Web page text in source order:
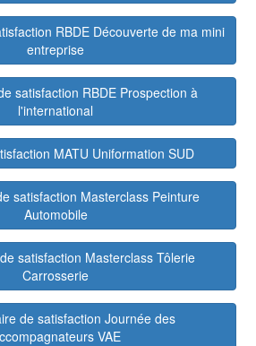
RBDE Découverte de ma mini
entreprise
satisfaction RBDE Prospection à
l'international
MATU Uniformation SUD
satisfaction Masterclass Peinture
Automobile
satisfaction Masterclass Tôlerie
Carrosserie
de satisfaction Journée des
VAE